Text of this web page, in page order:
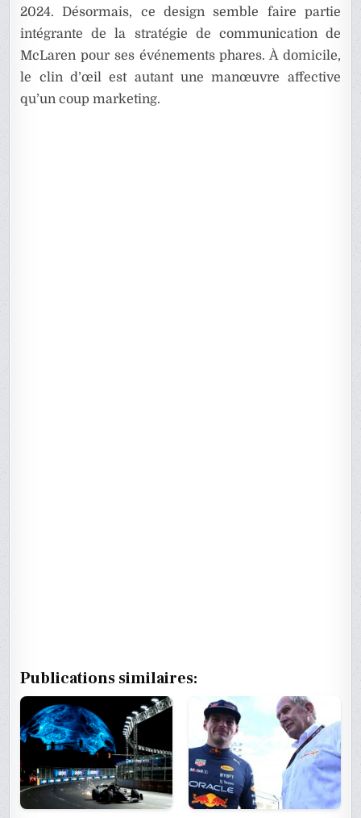
2024. Désormais, ce design semble faire partie
intégrante de la stratégie de communication de
McLaren pour ses événements phares. À domicile,
le clin d’œil est autant une manœuvre affective
qu’un coup marketing.
Publications similaires: